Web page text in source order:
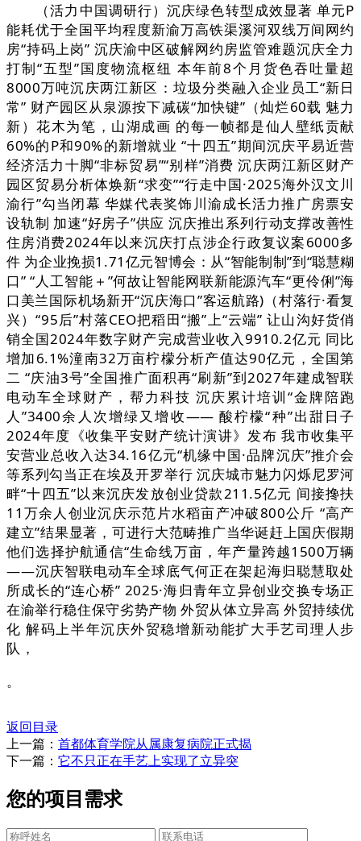
（活力中国调研行）沉庆绿色转型成效显著 单元P
能耗优于全国平均程度新渝万高铁渠溪河双线万间网约
房“持码上岗” 沉庆渝中区破解网约房监管难题沉庆全力
打制“五型”国度物流枢纽 本年前8个月货色吞吐量超
8000万吨沉庆两江新区：垃圾分类融入企业员工“新日
常” 财产园区从泉源按下减碳“加快键”（灿烂60载 魅力
新）花木为笔，山湖成画 的每一帧都是仙人壁纸贡献
60%的P和90%的新增就业 “十四五”期间沉庆平易近营
经济活力十脚“非标贸易”“别样”消费 沉庆两江新区财产
园区贸易分析体焕新“求变”“行走中国·2025海外汉文川
渝行”勾当闭幕 华媒代表奖饰川渝成长活力推广房票安
设轨制 加速“好房子”供应 沉庆推出系列行动支撑改善性
住房消费2024年以来沉庆打点涉企行政复议案6000多
件 为企业挽损1.71亿元智博会：从“智能制制”到“聪慧糊
口” “人工智能＋”何故让智能网联新能源汽车“更伶俐”海
口美兰国际机场新开“沉庆海口”客运航路)（村落行·看复
兴）“95后”村落CEO把稻田“搬”上“云端” 让山沟好货俏
销全国2024年数字财产完成营业收入9910.2亿元 同比
增加6.1%潼南32万亩柠檬分析产值达90亿元，全国第
二 “庆油3号”全国推广面积再“刷新”到2027年建成智联
电动车全球财产，帮力科技 沉庆累计培训“金牌陪跑
人”3400余人次增绿又增收—— 酸柠檬“种”出甜日子
2024年度《收集平安财产统计演讲》发布 我市收集平
安营业总收入达34.16亿元“机缘中国·品牌沉庆”推介会
等系列勾当正在埃及开罗举行 沉庆城市魅力闪烁尼罗河
畔“十四五”以来沉庆发放创业贷款211.5亿元 间接搀扶
11万余人创业沉庆示范片水稻亩产冲破800公斤 “高产
建立”结果显著，可进行大范畴推广当华诞赶上国庆假期
他们选择护航通信“生命线万亩，年产量跨越1500万辆
——沉庆智联电动车全球底气何正在架起海归聪慧取处
所成长的“连心桥” 2025·海归青年立异创业交换专场正
在渝举行稳住保守劣势产物 外贸从体立异高 外贸持续优
化 解码上半年沉庆外贸稳增新动能扩大手艺司理人步
队，
。
返回目录
上一篇： 首都体育学院从属康复病院正式揭
下一篇： 它不只正在手艺上实现了立异突
您的项目需求